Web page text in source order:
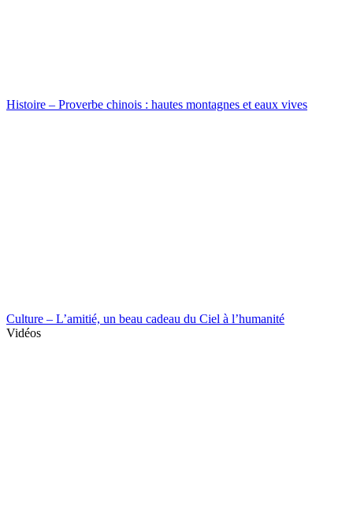
Histoire – Proverbe chinois : hautes montagnes et eaux vives
Culture – L’amitié, un beau cadeau du Ciel à l’humanité
Vidéos